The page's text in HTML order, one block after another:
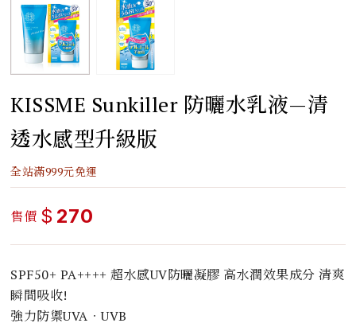
KISSME Sunkiller 防曬水乳液—清
透水感型升級版
全站滿999元免運
售價 $ 270
SPF50+ PA++++ 超水感UV防曬凝膠 高水潤效果成分 清爽
瞬間吸收!
強力防禦UVA‧UVB